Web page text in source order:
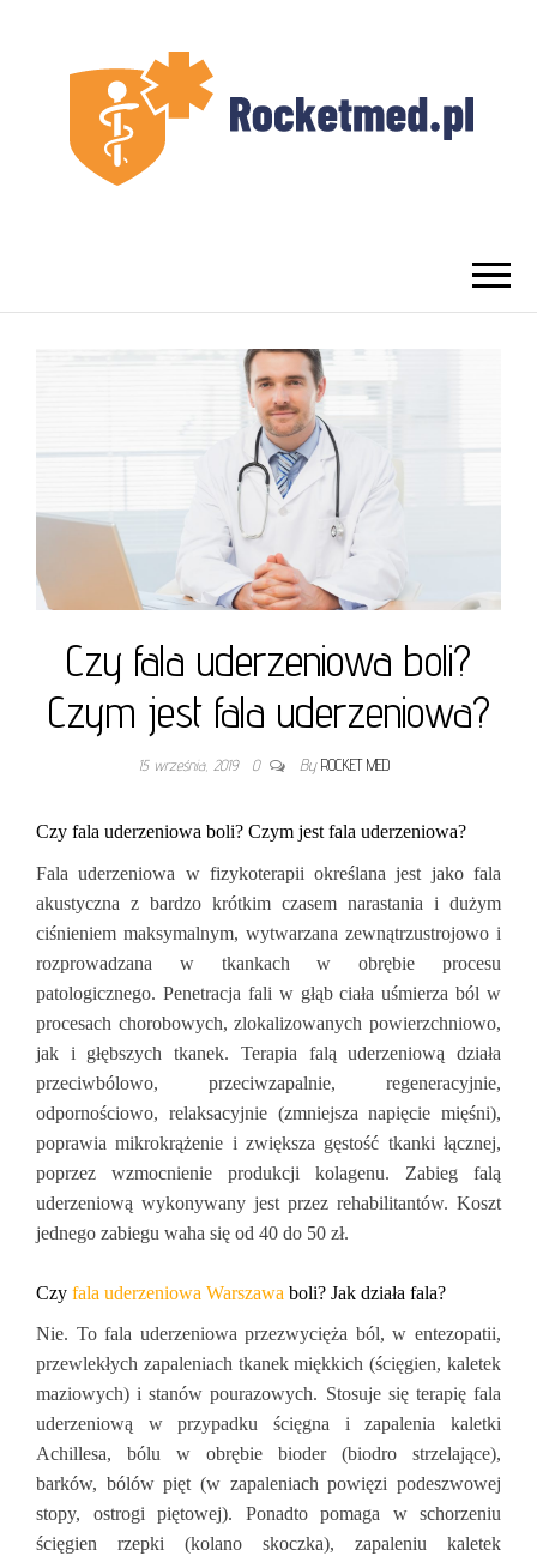
WARSZAWA
Czy fala uderzeniowa boli?
Czym jest fala uderzeniowa?
15 września, 2019 0 By ROCKET MED
Czy fala uderzeniowa boli? Czym jest fala uderzeniowa?
Fala uderzeniowa w fizykoterapii określana jest jako fala
akustyczna z bardzo krótkim czasem narastania i dużym
ciśnieniem maksymalnym, wytwarzana zewnątrzustrojowo i
rozprowadzana w tkankach w obrębie procesu
patologicznego. Penetracja fali w głąb ciała uśmierza ból w
procesach chorobowych, zlokalizowanych powierzchniowo,
jak i głębszych tkanek. Terapia falą uderzeniową działa
przeciwbólowo, przeciwzapalnie, regeneracyjnie,
odpornościowo, relaksacyjnie (zmniejsza napięcie mięśni),
poprawia mikrokrążenie i zwiększa gęstość tkanki łącznej,
poprzez wzmocnienie produkcji kolagenu. Zabieg falą
uderzeniową wykonywany jest przez rehabilitantów. Koszt
jednego zabiegu waha się od 40 do 50 zł.
Czy fala uderzeniowa Warszawa boli? Jak działa fala?
Nie. To fala uderzeniowa przezwycięża ból, w entezopatii,
przewlekłych zapaleniach tkanek miękkich (ścięgien, kaletek
maziowych) i stanów pourazowych. Stosuje się terapię fala
uderzeniową w przypadku ścięgna i zapalenia kaletki
Achillesa, bólu w obrębie bioder (biodro strzelające),
barków, bólów pięt (w zapaleniach powięzi podeszwowej
stopy, ostrogi piętowej). Ponadto pomaga w schorzeniu
ścięgien rzepki (kolano skoczka), zapaleniu kaletek